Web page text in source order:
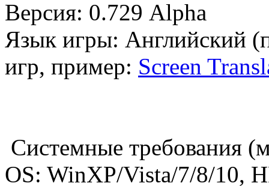
Версия: 0.729 Alpha
Язык игры: Английский
игр, пример: Screen
Системные требования
OS: WinXP/Vista/7/8/10,